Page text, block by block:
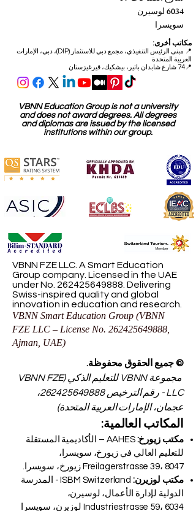
6034 لوسيرن
سويسرا
مكاتب أخرى:
📍
مبنى الرئيس التنفيذي، مجمع دبي للاستثمار (DIP)، دبي، الإمارات
العربية المتحدة
📍74 شارع شابدان باتير، بيشكيك، قيرغيزستان
VBNN Education Group is not a university
and does not award degrees. All degrees
and diplomas are issued by the licensed
institutions within our group.
VBNN FZE LLC. A Smart Education
Group company. Licensed in the UAE
under No. 262425649888 . Delivering
Swiss-inspired quality and global
innovation in education and research.
VBNN Smart Education Group (VBNN
FZE LLC – License No. 262425649888
Ajman, UAE)
© جميع الحقوق محفوظة.
مجموعة VBNN للتعليم الذكي (VBNN FZE
LLC - رقم الترخيص
262425649888،
عجمان، الإمارات العربية المتحدة)
المكاتب العالمية:
مكتب زيورخ:
AAHES – الأكاديمية المستقلة
للتعليم العالي في زيورخ، سويسرا،
Freilagerstrasse 39، 8047 زيورخ، سويسرا.
مكتب لوزيرن:
ISBM Switzerland - المدرسة
الدولية لإدارة الأعمال، لوسيرن،
Industriestrasse 59، 6034 لوزيرن، سويسرا